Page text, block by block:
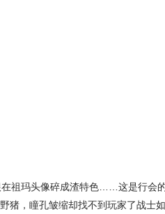
祖玛头像碎成渣特色……这是行会的
猪，瞳孔皱缩却找不到玩家了战士